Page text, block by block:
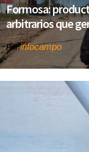
Formosa:
arbitrarios que
Porinfocampo